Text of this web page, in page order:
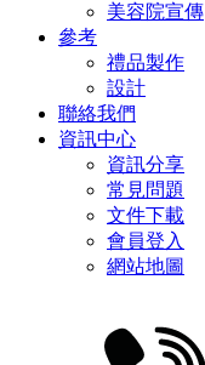
美容院宣傳
參考
禮品製作
設計
聯絡我們
資訊中心
資訊分享
常見問題
文件下載
會員登入
網站地圖